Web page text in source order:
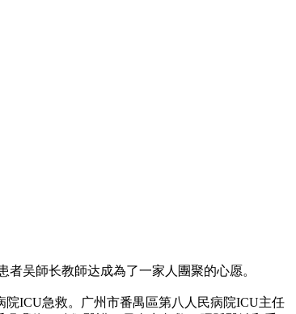
吴師长教師达成為了一家人團聚的心愿。
院ICU急救。广州市番禺區第八人民病院ICU主任